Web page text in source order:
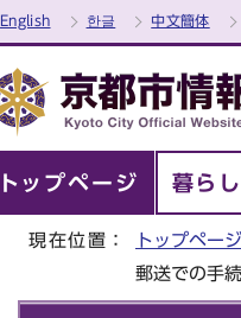
English 한글 中文簡体
トップページ 暮ら
現在位置： トップページ
郵送での手